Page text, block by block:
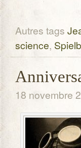
Autres tags
science,
18 novembre